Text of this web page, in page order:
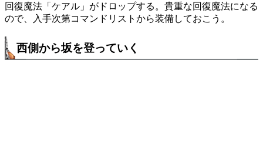
回復魔法「ケアル」がドロップする。貴重な回復魔法になる
ので、入手次第コマンドリストから装備しておこう。
西側から坂を登っていく